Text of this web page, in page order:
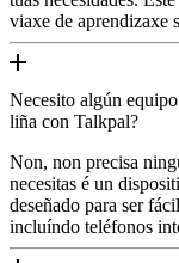
viaxe de aprendizaxe
Necesito algún
liña con Talkpal?
Non, non precisa
necesitas é un
deseñado para ser
incluíndo teléfonos